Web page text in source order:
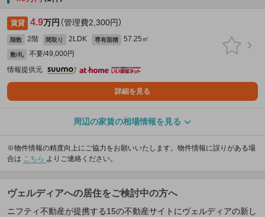
賃貸 4.9万円 （管理費2,300円）
階数 2階 間取り 2LDK 専有面積 57.25㎡
敷/礼
不要/49,000円
情報提供元
詳細を見る
周辺の家賃の相場情報を見る
※物件情報の精度向上にご協力をお願いいたします。物件情報に誤りがある場
合は こちら よりご連絡ください。
ヴェルディアへの居住をご検討中の方へ
ニフティ不動産が提携する15の不動産サイトにヴェルディアの新し